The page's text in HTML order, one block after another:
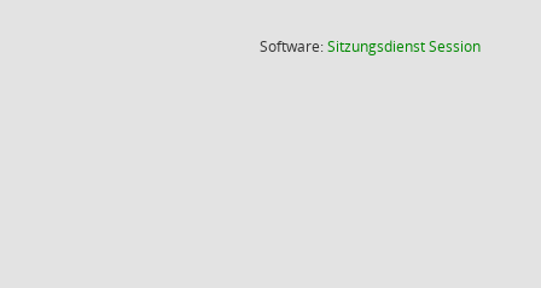
Software:SitzungsdienstSession(Wird in